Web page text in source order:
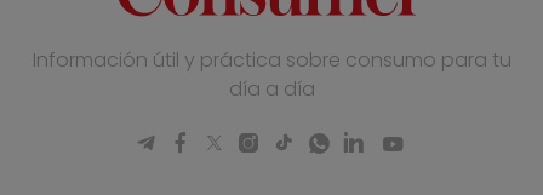
Información útil y práctica sobre consumo para tu
día a día